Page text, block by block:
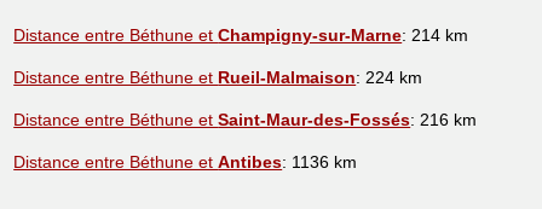
Distance entre Béthune etChampigny-sur-Marne: 214 km
Distance entre Béthune et Rueil-Malmaison: 224 km
Distance entre Béthune etSaint-Maur-des-Fossés: 216 km
Distance entre Béthune etAntibes: 1136 km